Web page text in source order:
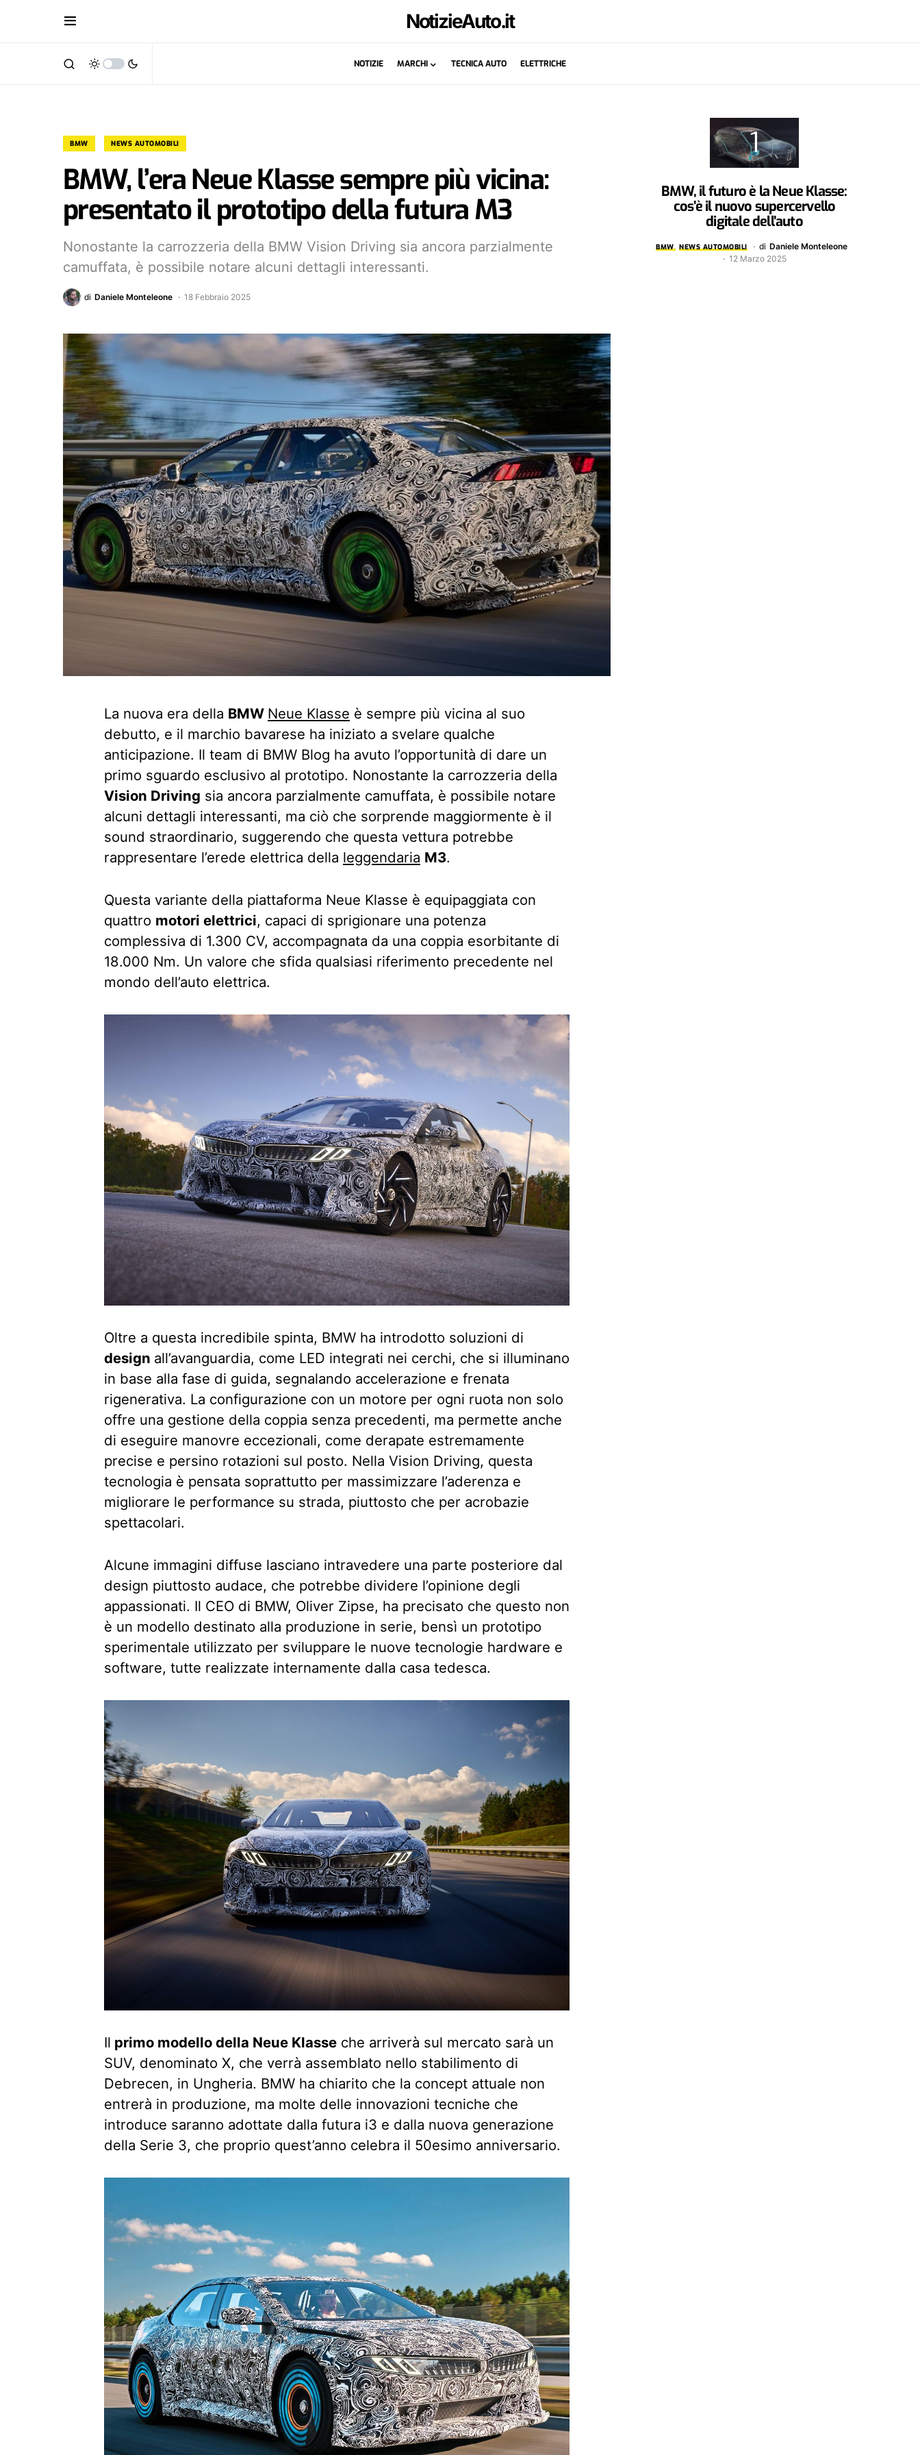
NotizieAuto.it
NOTIZIE MARCHI TECNICA AUTO ELETTRICHE
BMW NEWS AUTOMOBILI
BMW, l’era Neue Klasse sempre più vicina:
presentato il prototipo della futura M3
Nonostante la carrozzeria della BMW Vision Driving sia ancora parzialmente
camuffata, è possibile notare alcuni dettagli interessanti.
di Daniele Monteleone 18 Febbraio 2025
La nuova era della BMW Neue Klasse è sempre più vicina al suo
debutto, e il marchio bavarese ha iniziato a svelare qualche
anticipazione. Il team di BMW Blog ha avuto l’opportunità di dare un
primo sguardo esclusivo al prototipo. Nonostante la carrozzeria della
Vision Driving sia ancora parzialmente camuffata, è possibile notare
alcuni dettagli interessanti, ma ciò che sorprende maggiormente è il
sound straordinario, suggerendo che questa vettura potrebbe
rappresentare l’erede elettrica della leggendaria M3.
Questa variante della piattaforma Neue Klasse è equipaggiata con
quattro motori elettrici, capaci di sprigionare una potenza
complessiva di 1.300 CV, accompagnata da una coppia esorbitante di
18.000 Nm. Un valore che sfida qualsiasi riferimento precedente nel
mondo dell’auto elettrica.
Oltre a questa incredibile spinta, BMW ha introdotto soluzioni di
design all’avanguardia, come LED integrati nei cerchi, che si illuminano
in base alla fase di guida, segnalando accelerazione e frenata
rigenerativa. La configurazione con un motore per ogni ruota non solo
offre una gestione della coppia senza precedenti, ma permette anche
di eseguire manovre eccezionali, come derapate estremamente
precise e persino rotazioni sul posto. Nella Vision Driving, questa
tecnologia è pensata soprattutto per massimizzare l’aderenza e
migliorare le performance su strada, piuttosto che per acrobazie
spettacolari.
Alcune immagini diffuse lasciano intravedere una parte posteriore dal
design piuttosto audace, che potrebbe dividere l’opinione degli
appassionati. Il CEO di BMW, Oliver Zipse, ha precisato che questo non
è un modello destinato alla produzione in serie, bensì un prototipo
sperimentale utilizzato per sviluppare le nuove tecnologie hardware e
software, tutte realizzate internamente dalla casa tedesca.
Il primo modello della Neue Klasse che arriverà sul mercato sarà un
SUV, denominato X, che verrà assemblato nello stabilimento di
Debrecen, in Ungheria. BMW ha chiarito che la concept attuale non
entrerà in produzione, ma molte delle innovazioni tecniche che
introduce saranno adottate dalla futura i3 e dalla nuova generazione
della Serie 3, che proprio quest’anno celebra il 50esimo anniversario.
BMW, il futuro è la Neue Klasse:
cos’è il nuovo supercervello
digitale dell’auto
BMW NEWS AUTOMOBILI di Daniele Monteleone
12 Marzo 2025